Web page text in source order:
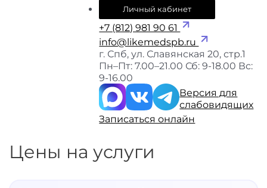
Личный кабинет
+7 (812) 981 90 61
info@likemedspb.ru
г. Спб, ул. Славянская 20, стр.1
Пн–Пт: 7.00–21.00 Сб: 9-18.00 Вс:
9-16.00
Версия для
слабовидящих
Записаться онлайн
Цены на услуги